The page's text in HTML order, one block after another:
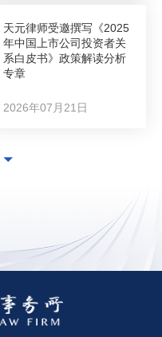
天元律师受邀撰写《2025
年中国上市公司投资者关
系白皮书》政策解读分析
专章
2026年07月21日